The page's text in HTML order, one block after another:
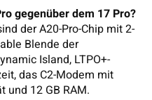
gegenüber dem 17 Pro?
der A20-Pro-Chip mit 2-
Blende der
Island, LTPO+-
das C2-Modem mit
12 GB RAM.